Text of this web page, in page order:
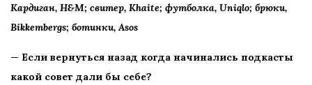
Кардиган, H&M; свитер, Khaite; футболка, Uniqlo; брюки,
Bikkembergs; ботинки, Asos
— Если вернуться назад когда начинались подкасты
какой совет дали бы себе?